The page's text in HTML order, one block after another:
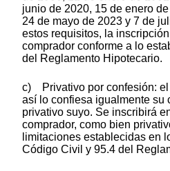
junio de 2020, 15 de enero
24 de mayo de 2023 y 7 de
estos requisitos, la
comprador conforme a lo
del Reglamento Hipotecario.
c) Privativo por confesión: el
así lo confiesa igualmente su
privativo suyo. Se inscribirá
comprador, como bien
limitaciones establecidas en
Código Civil y 95.4 del